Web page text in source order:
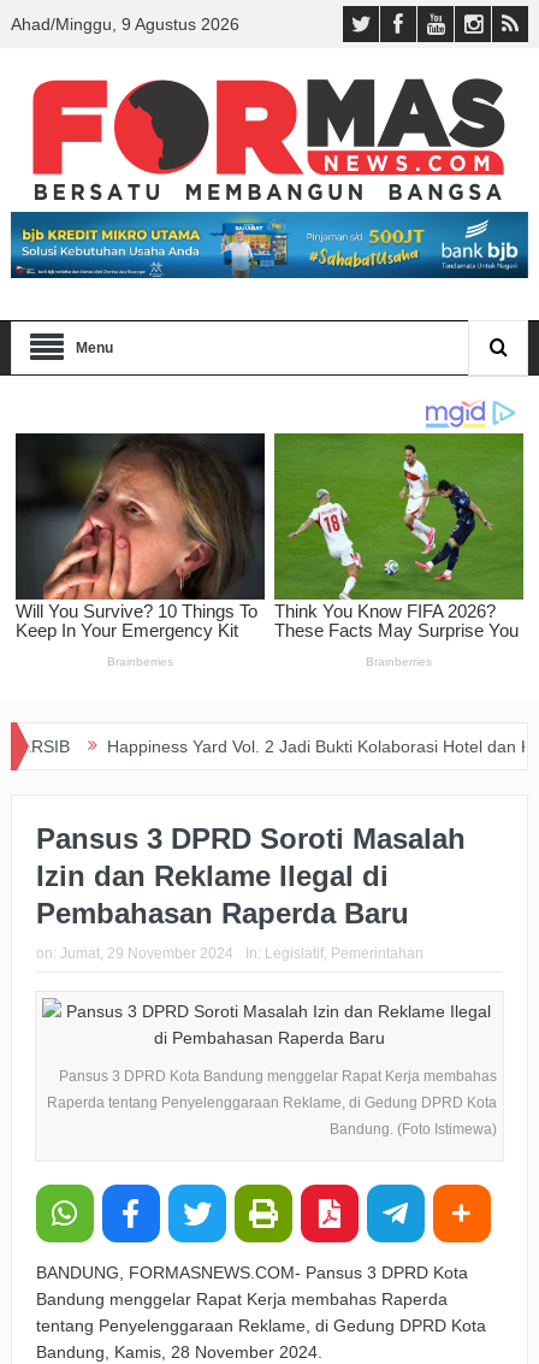
Ahad/Minggu, 9 Agustus 2026
Menu
Happiness Yard Vol. 2 Jadi Bukti Kolaborasi Hotel dan Komunitas
Pansus 3 DPRD Soroti Masalah
Izin dan Reklame Ilegal di
Pembahasan Raperda Baru
on: Jumat, 29 November 2024 In: Legislatif, Pemerintahan
Pansus 3 DPRD Kota Bandung menggelar Rapat Kerja membahas
Raperda tentang Penyelenggaraan Reklame, di Gedung DPRD Kota
Bandung. (Foto Istimewa)
BANDUNG, FORMASNEWS.COM- Pansus 3 DPRD Kota
Bandung menggelar Rapat Kerja membahas Raperda
tentang Penyelenggaraan Reklame, di Gedung DPRD Kota
Bandung, Kamis, 28 November 2024.